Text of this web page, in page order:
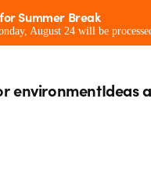
Summer Break
August 24 will be
environmentIdeas